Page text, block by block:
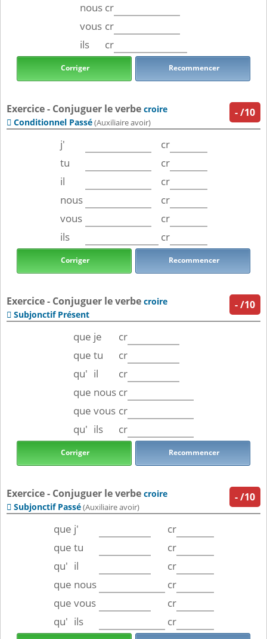
nous cr
vous cr
ils
cr
Corriger Recommencer
-/10
Exercice - Conjuguer le verbe croire
 Conditionnel Passé(Auxiliaire avoir)
j'
cr
tu
cr
il
cr
nous
cr
vous
cr
ils
cr
Corriger Recommencer
-/10
Exercice - Conjuguer le verbe croire
 Subjonctif Présent
que je
cr
que tu
cr
qu' il
cr
que nous cr
que vous cr
qu' ils cr
Corriger Recommencer
-/10
Exercice - Conjuguer le verbe croire
 Subjonctif Passé(Auxiliaire avoir)
que j'
cr
que tu
cr
qu' il
cr
que nous
cr
que vous
cr
qu' ils cr